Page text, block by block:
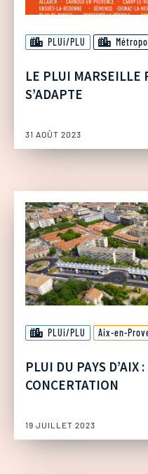
PLUi/PLU
LE PLUI MARSEILLE
S’ADAPTE
31 AOÛT 2023
PLUi/PLU Aix-en-
PLUI DU PAYS D’AIX
CONCERTATION
19 JUILLET 2023